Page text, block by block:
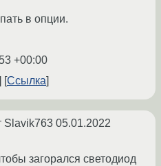
в опции.
+00:00
Ссылка
Slavik763 05.01.2022
загорался светодиод